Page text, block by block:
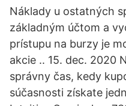
Náklady u ostatných
základným účtom a
prístupu na burzy je
akcie .. 15. dec. 2020
správny čas, kedy
súčasnosti získate